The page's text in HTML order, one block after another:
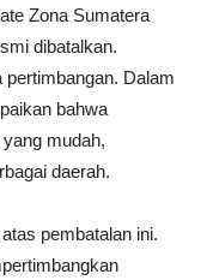
Zona Sumatera
dibatalkan.
pertimbangan. Dalam
bahwa
mudah,
daerah.
pembatalan ini.